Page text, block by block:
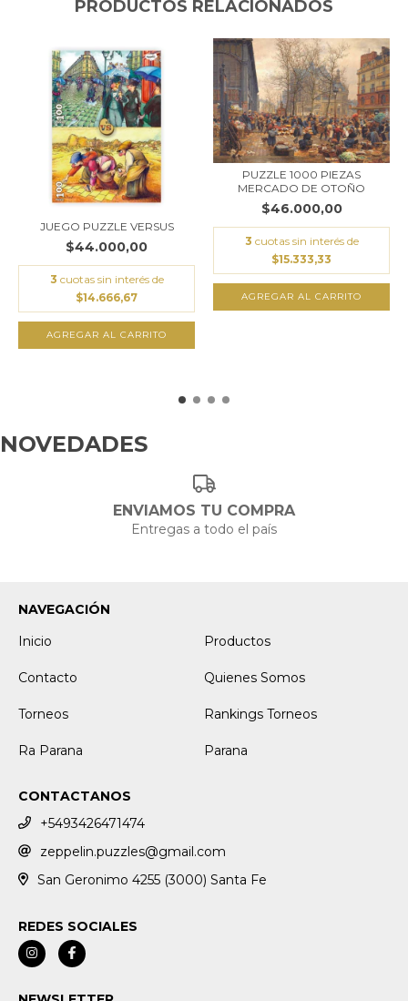
PRODUCTOS RELACIONADOS
JUEGO PUZZLE VERSUS
$44.000,00
3 cuotas sin interés de
$14.666,67
PUZZLE 1000 PIEZAS
MERCADO DE OTOÑO
$46.000,00
3 cuotas sin interés de
$15.333,33
ENVIAMOS TU COMPRA
Entregas a todo el país
NAVEGACIÓN
Inicio
Productos
Contacto Quienes Somos
Torneos Rankings Torneos
Ra Parana Parana
CONTACTANOS
+5493426471474
zeppelin.puzzles@gmail.com
San Geronimo 4255 (3000) Santa Fe
REDES SOCIALES